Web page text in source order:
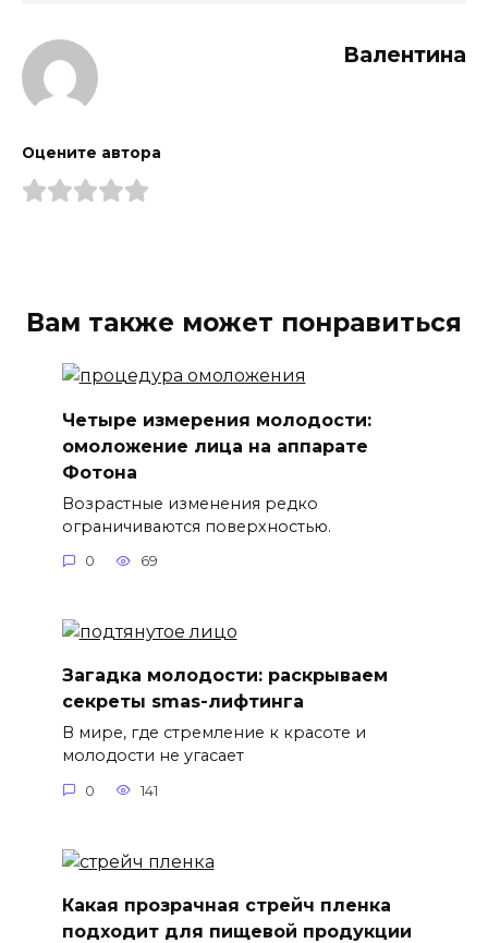
Валентина
Оцените автора
Вам также может понравиться
Четыре измерения молодости:
омоложение лица на аппарате
Фотона
Возрастные изменения редко
ограничиваются поверхностью.
0 69
Загадка молодости: раскрываем
секреты smas-лифтинга
В мире, где стремление к красоте и
молодости не угасает
0 141
Какая прозрачная стрейч пленка
подходит для пищевой продукции